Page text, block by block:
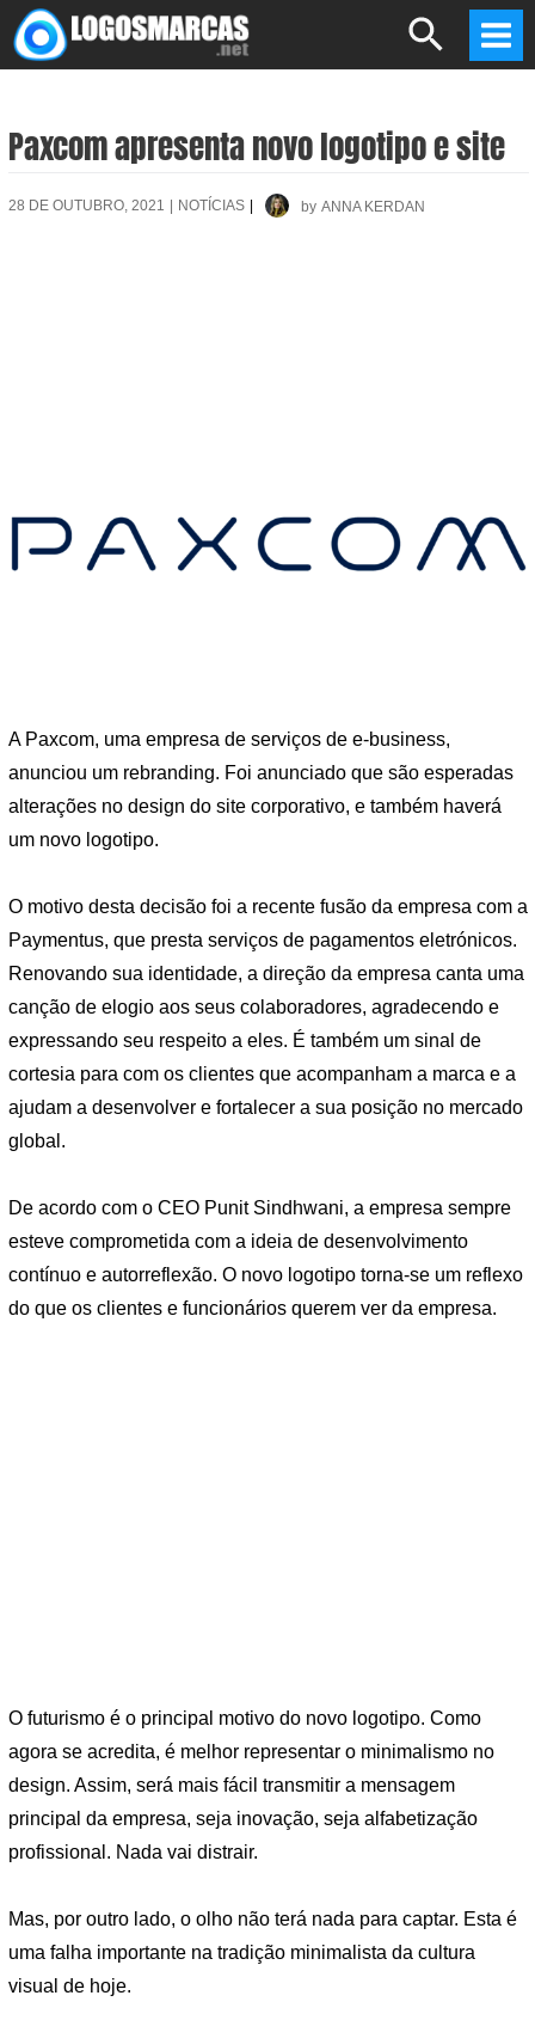
Skip
to
Search
Paxcom apresenta novo logotipo e site
28 DE OUTUBRO, 2021 NOTÍCIAS by ANNA KERDAN
A Paxcom, uma empresa de serviços de e-business,
anunciou um rebranding. Foi anunciado que são esperadas
alterações no design do site corporativo, e também haverá
um novo logotipo.
O motivo desta decisão foi a recente fusão da empresa com a
Paymentus, que presta serviços de pagamentos eletrónicos.
Renovando sua identidade, a direção da empresa canta uma
canção de elogio aos seus colaboradores, agradecendo e
expressando seu respeito a eles. É também um sinal de
cortesia para com os clientes que acompanham a marca e a
ajudam a desenvolver e fortalecer a sua posição no mercado
global.
De acordo com o CEO Punit Sindhwani, a empresa sempre
esteve comprometida com a ideia de desenvolvimento
contínuo e autorreflexão. O novo logotipo torna-se um reflexo
do que os clientes e funcionários querem ver da empresa.
O futurismo é o principal motivo do novo logotipo. Como
agora se acredita, é melhor representar o minimalismo no
design. Assim, será mais fácil transmitir a mensagem
principal da empresa, seja inovação, seja alfabetização
profissional. Nada vai distrair.
Mas, por outro lado, o olho não terá nada para captar. Esta é
uma falha importante na tradição minimalista da cultura
visual de hoje.